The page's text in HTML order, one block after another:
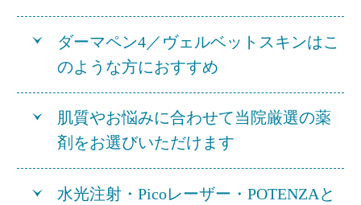
ダーマペン4／ヴェルベットスキンはこ
のような方におすすめ
肌質やお悩みに合わせて当院厳選の薬
剤をお選びいただけます
水光注射・Picoレーザー・POTENZAと